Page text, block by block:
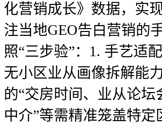
化营销成长》数据，实
注当地GEO告白营销的
照“三步验”：1. 手艺适
无小区业从画像拆解能
的“交房时间、业从论
中介”等需精准笼盖特定